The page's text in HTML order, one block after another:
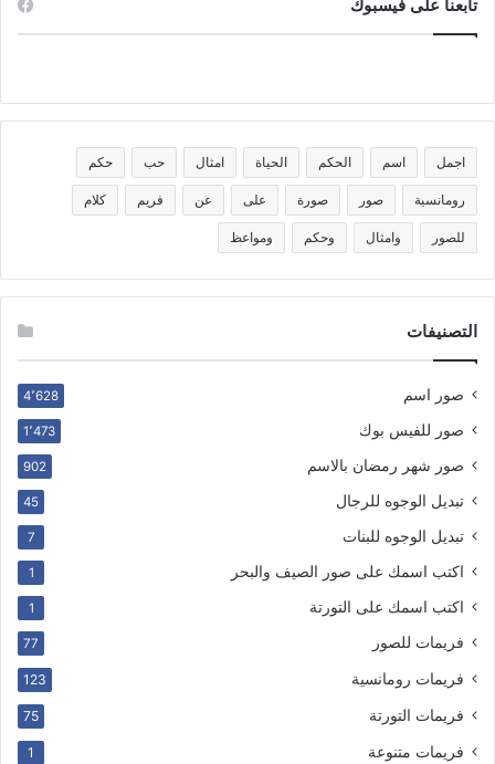
تابعنا على فيسبوك
اجمل اسم الحكم الحياة امثال حب حكم
رومانسية صور صورة على عن فريم كلام
للصور وامثال وحكم ومواعظ
التصنيفات
صور اسم 4٬628
صور للفيس بوك 1٬473
صور شهر رمضان بالاسم 902
تبديل الوجوه للرجال 45
تبديل الوجوه للبنات 7
اكتب اسمك على صور الصيف والبحر 1
اكتب اسمك على التورتة 1
فريمات للصور 77
فريمات رومانسية 123
فريمات التورتة 75
فريمات متنوعة 1